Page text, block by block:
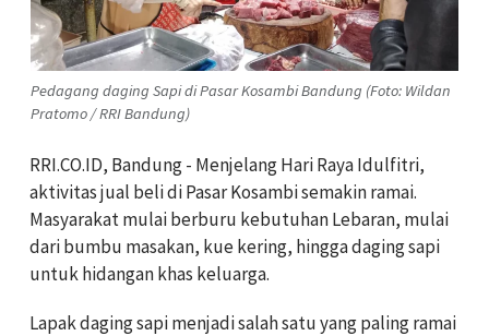
Pedagang daging Sapi di Pasar Kosambi Bandung (Foto: Wildan
Pratomo / RRI Bandung)
RRI.CO.ID, Bandung - Menjelang Hari Raya Idulfitri,
aktivitas jual beli di Pasar Kosambi semakin ramai.
Masyarakat mulai berburu kebutuhan Lebaran, mulai
dari bumbu masakan, kue kering, hingga daging sapi
untuk hidangan khas keluarga.
Lapak daging sapi menjadi salah satu yang paling ramai